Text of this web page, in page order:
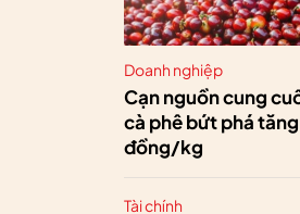
Doanh nghiệp
Cạn nguồn cung
cà phê bứt phá
đồng/kg
Tài chính